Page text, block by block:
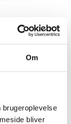
Om
bliver
FÅ 28% RABAT